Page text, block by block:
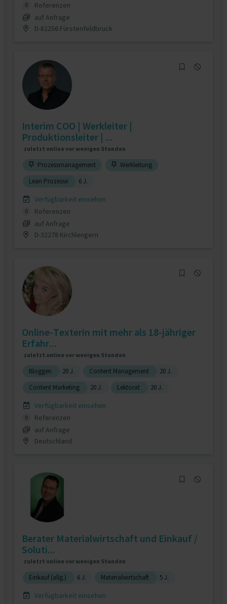
0
Referenzen
auf Anfrage
D-82256 Fürstenfeldbruck
Interim COO | Werkleiter |
Produktionsleiter | ...
zuletzt online vor wenigen Stunden
Prozessmanagement
Werkleitung
Lean Prozesse
6 J.
Verfügbarkeit einsehen
0
Referenzen
auf Anfrage
D-32278 Kirchlengern
Online-Texterin mit mehr als 18-jähriger
Erfahr...
zuletzt online vor wenigen Stunden
Bloggen 20 J. Content Management
20 J.
Content Marketing
20 J. Lektorat 20 J.
Verfügbarkeit einsehen
0
Referenzen
auf Anfrage
Deutschland
Berater Materialwirtschaft und Einkauf /
Soluti...
zuletzt online vor wenigen Stunden
Einkauf (allg.) 6 J. Materialwirtschaft 5 J.
Verfügbarkeit einsehen